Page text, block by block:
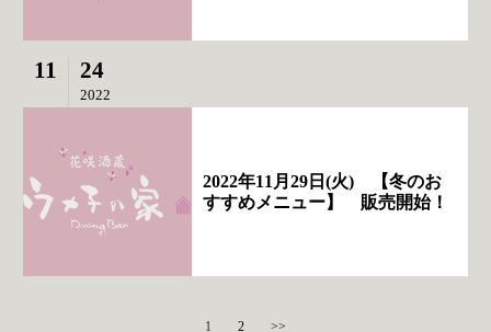
11 24
2022
2022年11月29日(火) 【冬のお
すすめメニュー】 販売開始！
1 2 >>